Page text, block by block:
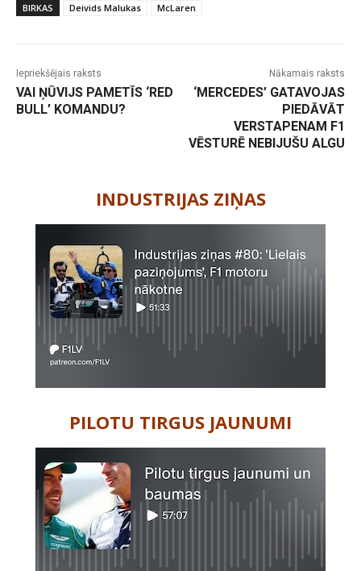
BIRKAS Deivids Malukas McLaren
Iepriekšējais raksts
VAI ŅŪVIJS PAMETĪS ‘RED
BULL’ KOMANDU?
Nākamais raksts
‘MERCEDES’ GATAVOJAS
PIEDĀVĀT
VERSTAPENAM F1
VĒSTURĒ NEBIJUŠU ALGU
INDUSTRIJAS ZIŅAS
PILOTU TIRGUS JAUNUMI